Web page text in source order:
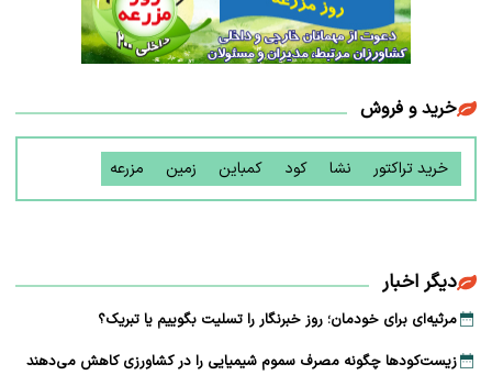
خرید و فروش
خرید تراکتور نشا کود کمباین زمین مزرعه
دیگر اخبار
مرثیه‌ای برای خودمان؛ روز خبرنگار را تسلیت بگوییم یا تبریک؟
زیست‌کودها چگونه مصرف سموم شیمیایی را در کشاورزی کاهش می‌دهند